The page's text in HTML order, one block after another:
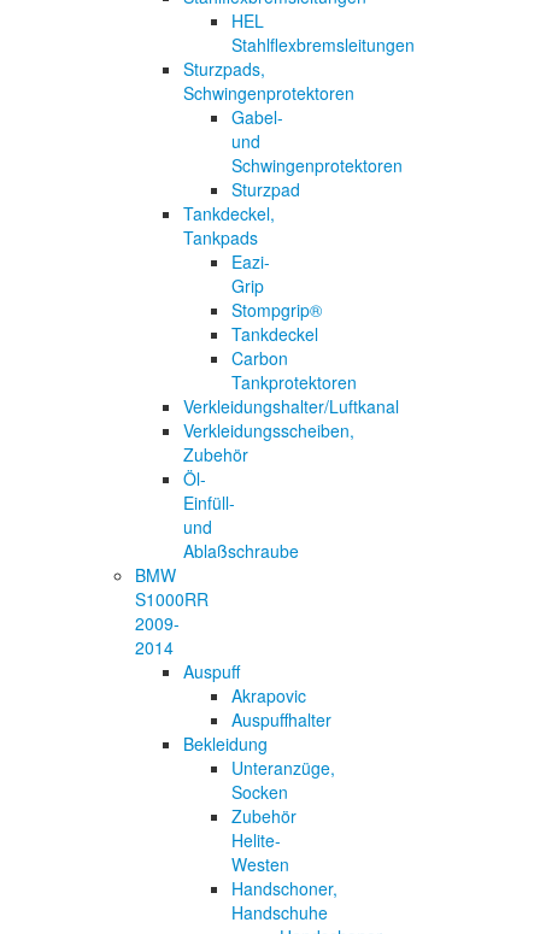
HEL
Stahlflexbremsleitungen
Sturzpads,
Schwingenprotektoren
Gabel-
und
Schwingenprotektoren
Sturzpad
Tankdeckel,
Tankpads
Eazi-
Grip
Stompgrip®
Tankdeckel
Carbon
Tankprotektoren
Verkleidungshalter/Luftkanal
Verkleidungsscheiben,
Zubehör
Öl-
Einfüll-
und
Ablaßschraube
BMW
S1000RR
2009-
2014
Auspuff
Akrapovic
Auspuffhalter
Bekleidung
Unteranzüge,
Socken
Zubehör
Helite-
Westen
Handschoner,
Handschuhe